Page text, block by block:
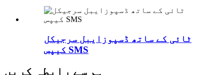
ٹائی کے ساتھ ڈسپوزایبل سرجیکل
کیپس SMS
ہم سے رابطہ کریں